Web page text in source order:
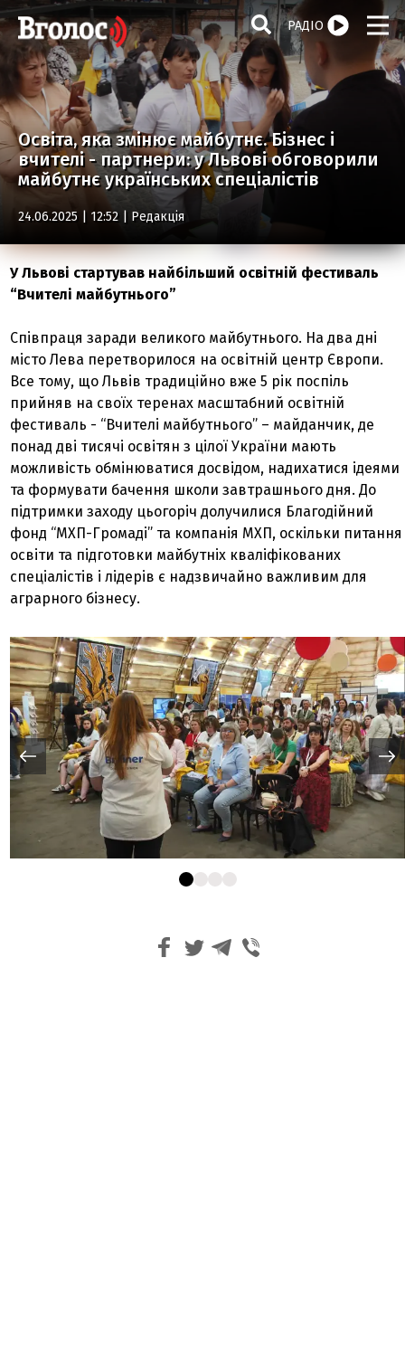
РАДІО
Освіта, яка змінює майбутнє. Бізнес і
вчителі - партнери: у Львові обговорили
майбутнє українських спеціалістів
24.06.2025 | 12:52 | Редакція
У Львові стартував найбільший освітній фестиваль
“Вчителі майбутнього”
Співпраця заради великого майбутнього. На два дні
місто Лева перетворилося на освітній центр Європи.
Все тому, що Львів традиційно вже 5 рік поспіль
прийняв на своїх теренах масштабний освітній
фестиваль - “Вчителі майбутнього” – майданчик, де
понад дві тисячі освітян з цілої України мають
можливість обмінюватися досвідом, надихатися ідеями
та формувати бачення школи завтрашнього дня. До
підтримки заходу цьогоріч долучилися Благодійний
фонд “МХП-Громаді” та компанія МХП, оскільки питання
освіти та підготовки майбутніх кваліфікованих
спеціалістів і лідерів є надзвичайно важливим для
аграрного бізнесу.